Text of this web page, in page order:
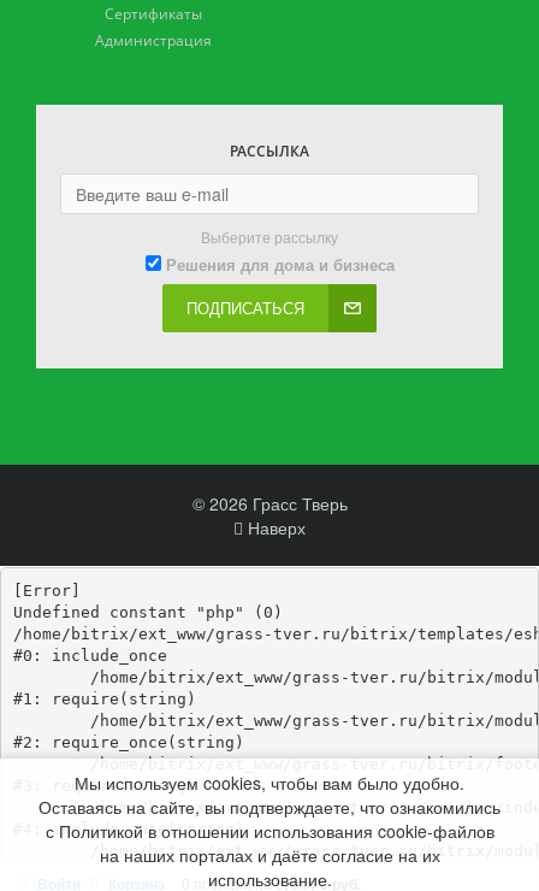
Сертификаты
Администрация
РАССЫЛКА
Выберите рассылку
Решения для дома и бизнеса
ПОДПИСАТЬСЯ
© 2026 Грасс Тверь
Наверх
Войти Корзина 0 позицийна сумму0 руб.
Мы используем cookies, чтобы вам было удобно.
Оставаясь на сайте, вы подтверждаете, что ознакомились
с Политикой в отношении использования cookie-файлов
на наших порталах и даёте согласие на их
использование.
[Error]
Undefined constant "php" (0)
/home/bitrix/ext_www/grass-tver.ru/bitrix/templates/
#0: include_once
#1: require(string)
#2: require_once(string)
	/home/bitrix/ext_www/grass-tver.ru/bitrix/footer.php:4
#3: require(string)
	/home/bitrix/ext_www/grass-tver.ru/catalog/index.php:346
#4: include_once(string)